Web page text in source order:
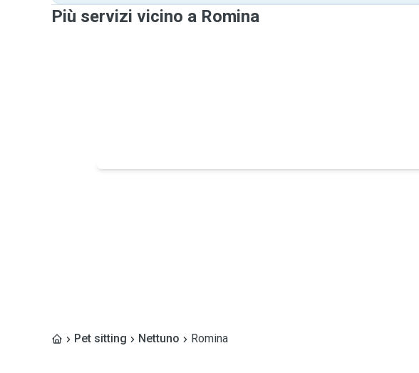
Più servizi vicino a Romina
Pet sitting Nettuno Romina